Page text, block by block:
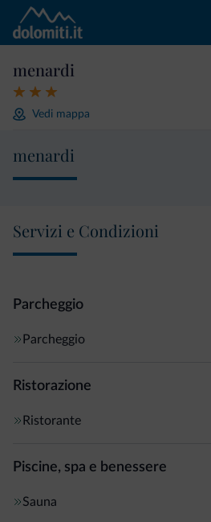
menardi
Vedi mappa
menardi
Servizi e Condizioni
Parcheggio
Parcheggio
Ristorazione
Ristorante
Piscine, spa e benessere
Sauna